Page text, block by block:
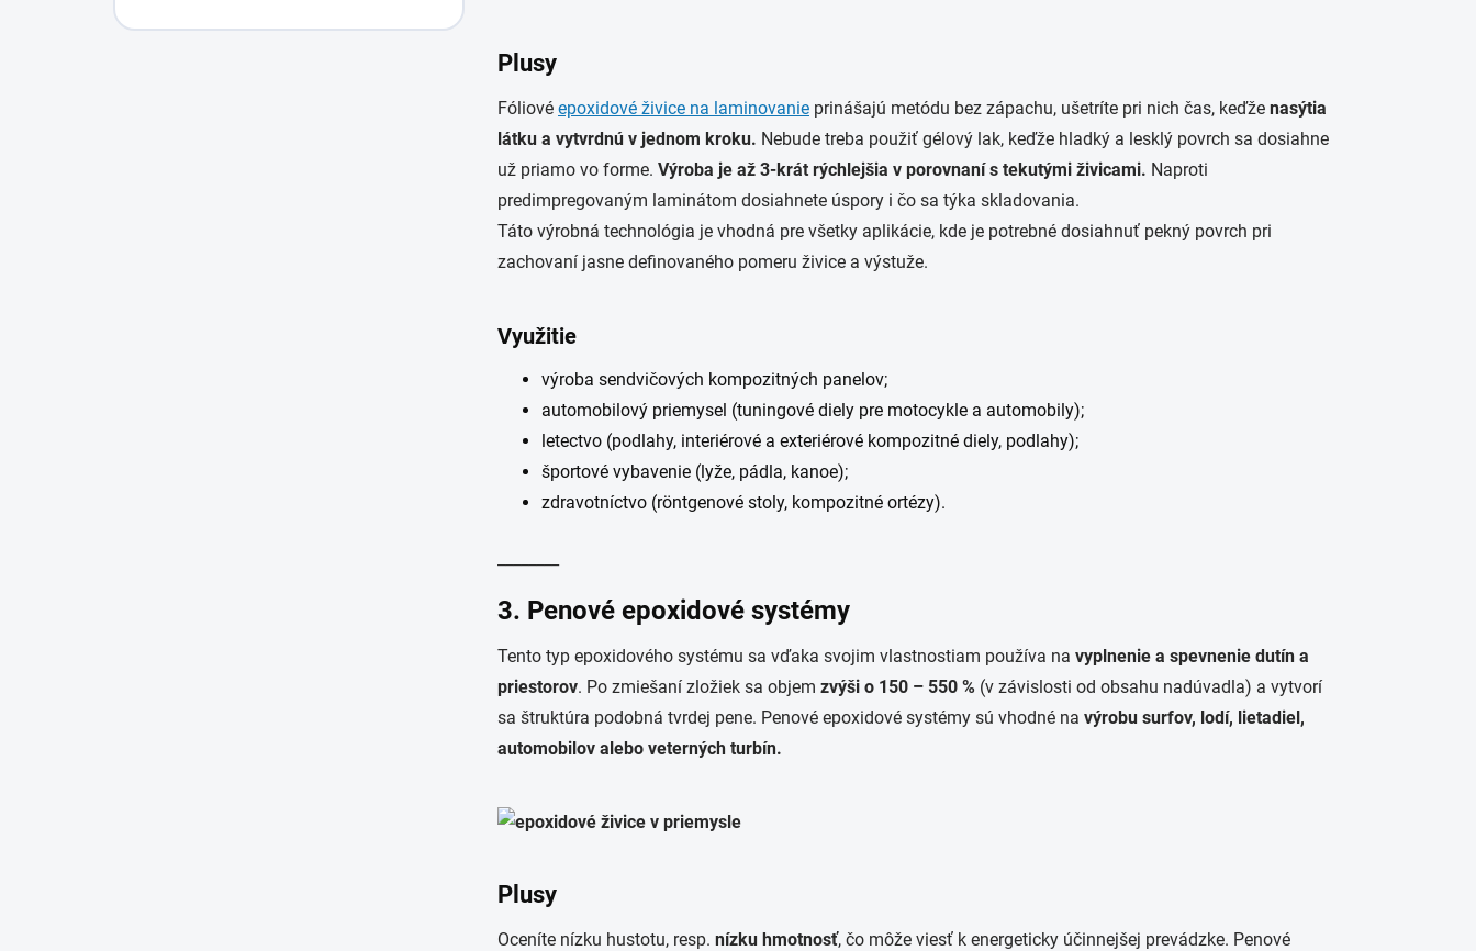
Plusy
Fóliové epoxidové živice na laminovanie prinášajú metódu bez zápachu, ušetríte pri nich čas, keďže nasýtia
látku a vytvrdnú v jednom kroku. Nebude treba použiť gélový lak, keďže hladký a lesklý povrch sa dosiahne
už priamo vo forme. Výroba je až 3-krát rýchlejšia v porovnaní s tekutými živicami. Naproti
predimpregovaným laminátom dosiahnete úspory i čo sa týka skladovania.
Táto výrobná technológia je vhodná pre všetky aplikácie, kde je potrebné dosiahnuť pekný povrch pri
zachovaní jasne definovaného pomeru živice a výstuže.
Využitie
výroba sendvičových kompozitných panelov;
automobilový priemysel (tuningové diely pre motocykle a automobily);
letectvo (podlahy, interiérové a exteriérové kompozitné diely, podlahy);
športové vybavenie (lyže, pádla, kanoe);
zdravotníctvo (röntgenové stoly, kompozitné ortézy).
3. Penové epoxidové systémy
Tento typ epoxidového systému sa vďaka svojim vlastnostiam používa na vyplnenie a spevnenie dutín a
priestorov. Po zmiešaní zložiek sa objem zvýši o 150 – 550 % (v závislosti od obsahu nadúvadla) a vytvorí
sa štruktúra podobná tvrdej pene. Penové epoxidové systémy sú vhodné na výrobu surfov, lodí, lietadiel,
automobilov alebo veterných turbín.
Plusy
Oceníte nízku hustotu, resp. nízku hmotnosť, čo môže viesť k energeticky účinnejšej prevádzke. Penové